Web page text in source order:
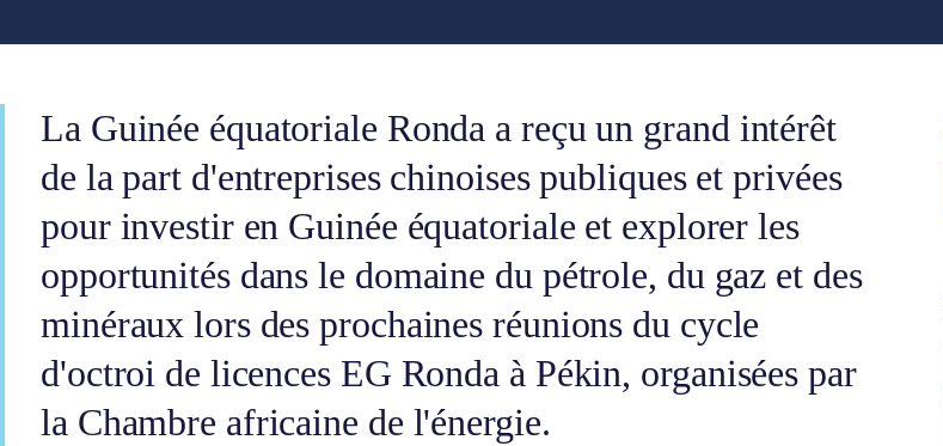
La Guinée équatoriale Ronda a reçu un grand intérêt
de la part d'entreprises chinoises publiques et privées
pour investir en Guinée équatoriale et explorer les
opportunités dans le domaine du pétrole, du gaz et des
minéraux lors des prochaines réunions du cycle
d'octroi de licences EG Ronda à Pékin, organisées par
la Chambre africaine de l'énergie.